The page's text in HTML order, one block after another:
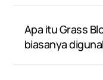
Apa itu Grass
biasanya